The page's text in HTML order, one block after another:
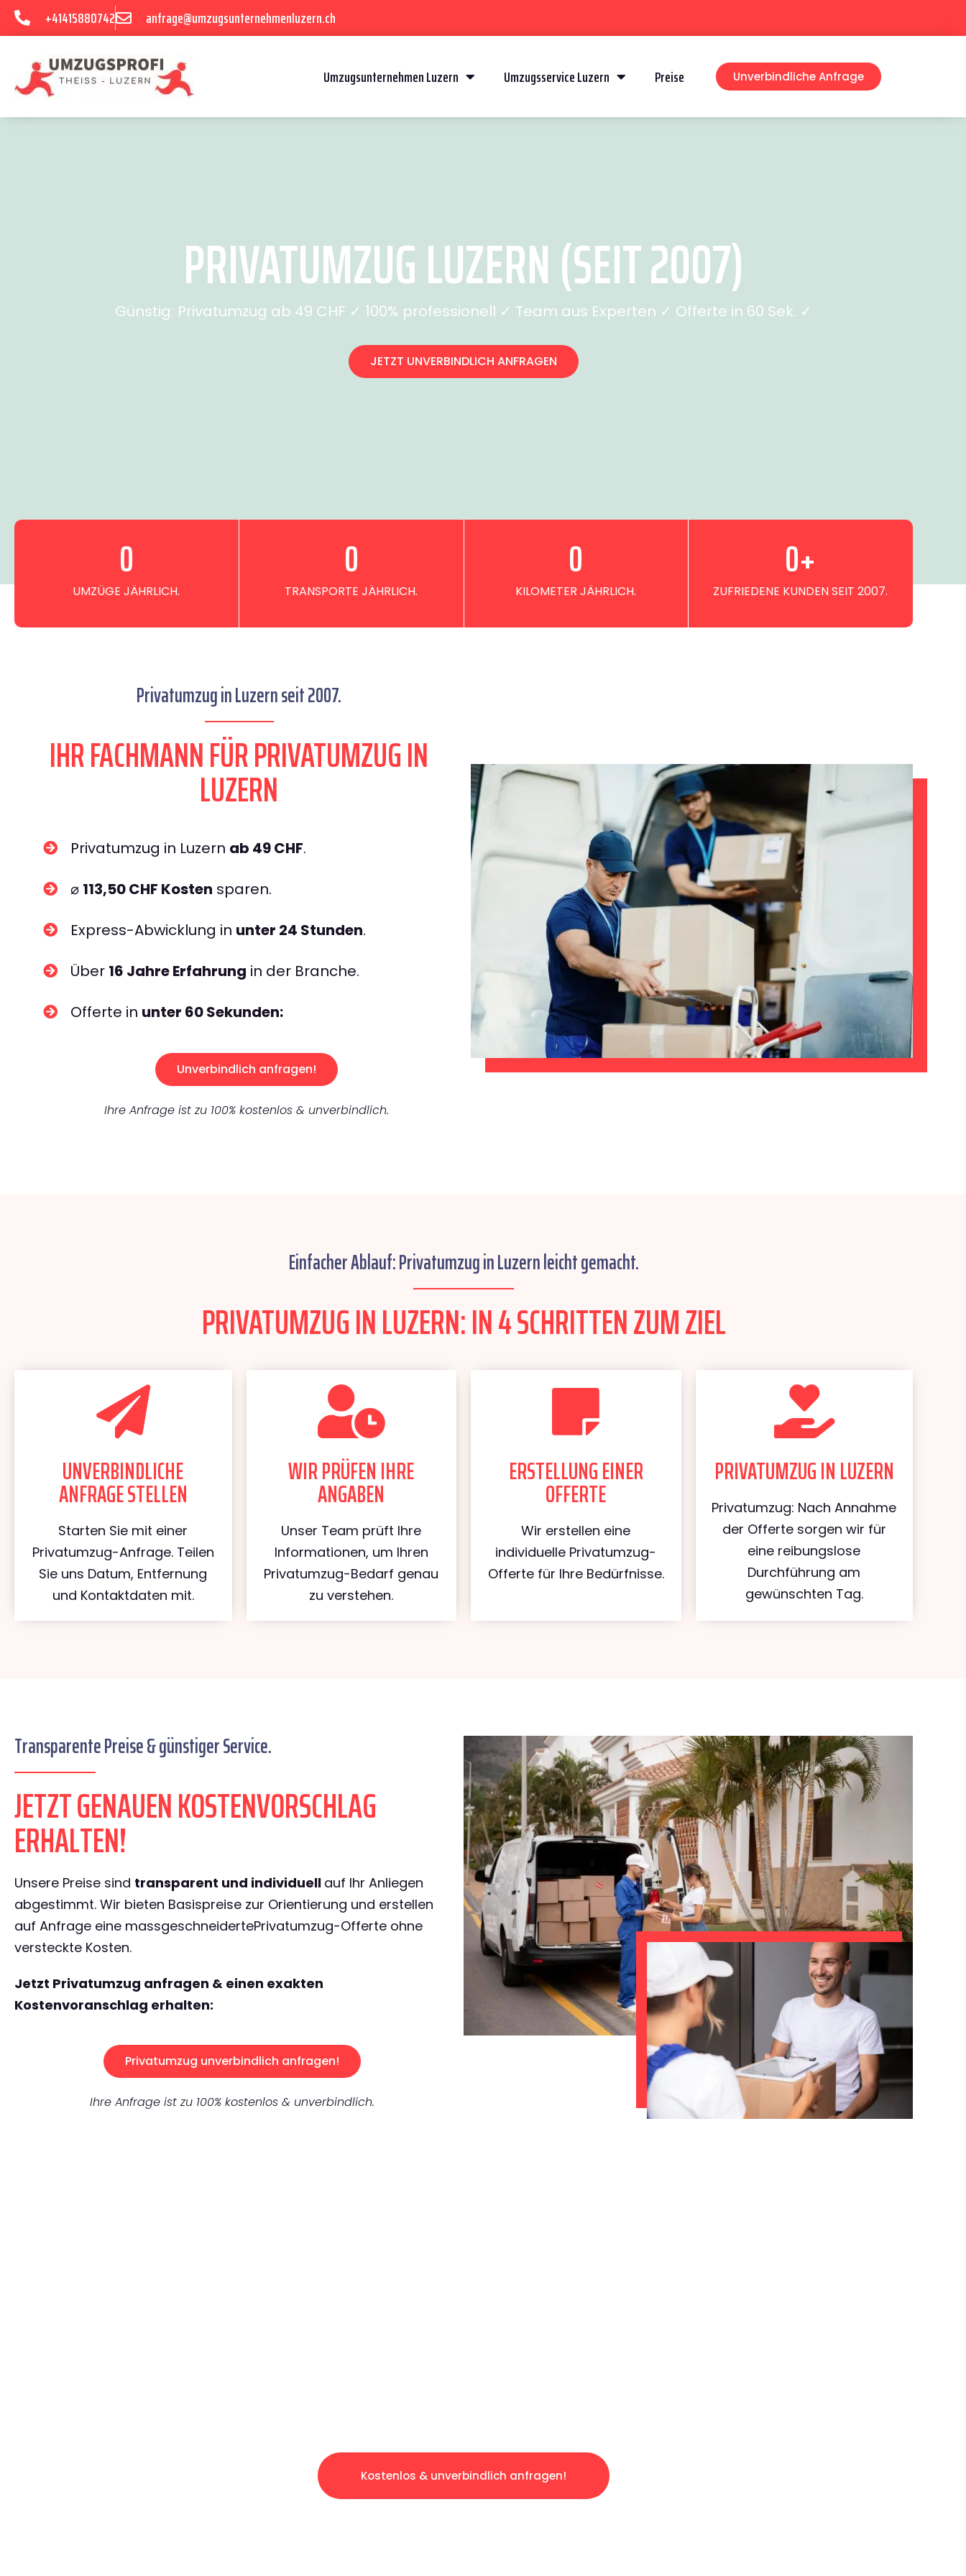
+41415880742 anfrage@umzugsunternehmenluzern.ch
Umzugsunternehmen Luzern Umzugsservice Luzern Preise Unverbindliche Anfrage
PRIVATUMZUG LUZERN (SEIT 2007)
Günstig: Privatumzug ab 49 CHF ✓ 100% professionell ✓ Team aus Experten ✓ Offerte in 60 Sek. ✓
JETZT UNVERBINDLICH ANFRAGEN
UMZÜGE JÄHRLICH.
0
TRANSPORTE JÄHRLICH.
0
KILOMETER JÄHRLICH.
0
ZUFRIEDENE KUNDEN SEIT 2007.
0+
Privatumzug in Luzern seit 2007.
IHR FACHMANN FÜR PRIVATUMZUG IN
LUZERN​
Privatumzug in Luzern ab 49 CHF.
⌀ 113,50 CHF Kosten sparen.
Express-Abwicklung in unter 24 Stunden.
Über 16 Jahre Erfahrung in der Branche.
Offerte in unter 60 Sekunden:
Unverbindlich anfragen!
Ihre Anfrage ist zu 100% kostenlos & unverbindlich.
Einfacher Ablauf: Privatumzug in Luzern leicht gemacht.
PRIVATUMZUG IN LUZERN: IN 4 SCHRITTEN ZUM ZIEL
UNVERBINDLICHE
ANFRAGE STELLEN
Starten Sie mit einer
Privatumzug-Anfrage. Teilen
Sie uns Datum, Entfernung
und Kontaktdaten mit.
WIR PRÜFEN IHRE
ANGABEN
Unser Team prüft Ihre
Informationen, um Ihren
Privatumzug-Bedarf genau
zu verstehen.
ERSTELLUNG EINER
OFFERTE
Wir erstellen eine
individuelle Privatumzug-
Offerte für Ihre Bedürfnisse.
PRIVATUMZUG IN LUZERN
Privatumzug: Nach Annahme
der Offerte sorgen wir für
eine reibungslose
Durchführung am
gewünschten Tag.
Transparente Preise & günstiger Service.
JETZT GENAUEN KOSTENVORSCHLAG
ERHALTEN!
Unsere Preise sind transparent und individuell auf Ihr Anliegen
abgestimmt. Wir bieten Basispreise zur Orientierung und erstellen
auf Anfrage eine massgeschneidertePrivatumzug-Offerte ohne
versteckte Kosten.
Jetzt Privatumzug anfragen & einen exakten
Kostenvoranschlag erhalten:
Privatumzug unverbindlich anfragen!
Ihre Anfrage ist zu 100% kostenlos & unverbindlich.
Kostenlos & unverbindlich anfragen!